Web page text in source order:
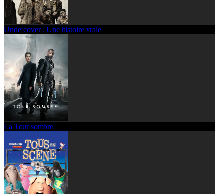
Undercover : Une histoire vraie
La Tour sombre